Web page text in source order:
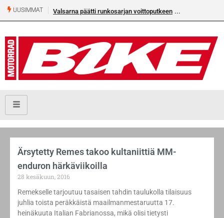
UUSIMMAT Valsarna päätti runkosarjan voittoputkeen
Ärsytetty Remes takoo kultaniittiä MM-
enduron härkäviikoilla
28 kesäkuun, 2016
Remekselle tarjoutuu tasaisen tahdin taulukolla tilaisuus
juhlia toista peräkkäistä maailmanmestaruutta 17.
heinäkuuta Italian Fabrianossa, mikä olisi tietysti